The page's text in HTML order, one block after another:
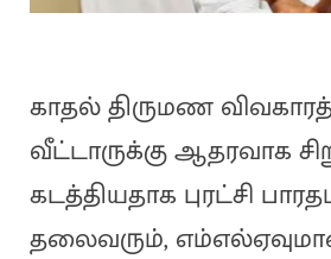
காதல் திருமண
வீட்டாருக்கு ஆதரவாக
கடத்தியதாக புரட்சி
தலைவரும்,